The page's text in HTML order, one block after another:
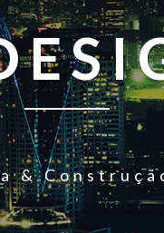
&